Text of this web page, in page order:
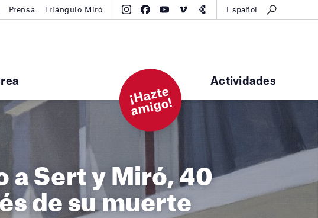
Actividades
Prensa Triángulo Miró Español
¡
H
a
zt
e
a
mi
g
o!
a Sert y Miró, 40
de su muerte